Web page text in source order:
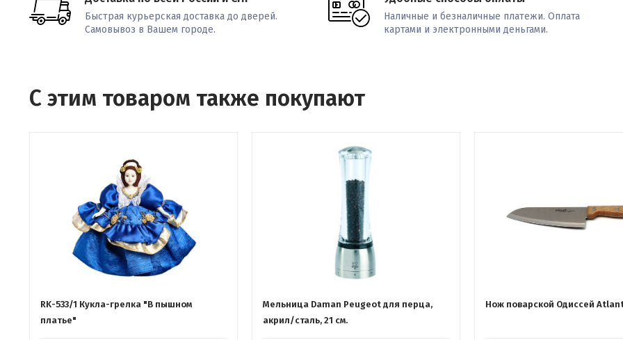
Быстрая курьерская доставка до дверей.
Самовывоз в Вашем городе.
Наличные и безналичные платежи. Оплата
картами и электронными деньгами.
С этим товаром также покупают
RK-533/1 Кукла-грелка "В пышном
платье"
Мельница Daman Peugeot для перца,
акрил/сталь, 21 см.
Нож поварской Одиссей